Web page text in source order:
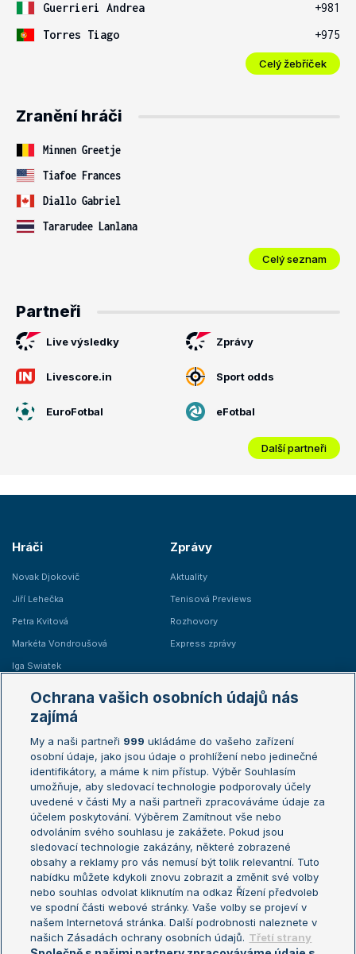
Guerrieri Andrea
+981
Torres Tiago
+975
Celý žebříček
Zranění hráči
Minnen Greetje
Tiafoe Frances
Diallo Gabriel
Tararudee Lanlana
Celý seznam
Partneři
Live výsledky Zprávy
Livescore.in Sport odds
EuroFotbal eFotbal
Další partneři
Hráči
Novak Djokovič
Jiří Lehečka
Petra Kvitová
Markéta Vondroušová
Iga Swiatek
Zprávy
Aktuality
Tenisová Previews
Rozhovory
Express zprávy
Žebříčky
Žebříček ATP (muži)
Žebříček WTA (ženy)
Sázkařský žebříček
Australian Open
French Open
Wimbledon
US Open
Turnaj mistrů
Turnaj mistryň
Aktualní trendy
Fotbalové přestupy
Livesport Daily
LS Prague Open
Ochrana vašich osobních údajů nás
zajímá
My a naši partneři 999 ukládáme do vašeho zařízení
osobní údaje, jako jsou údaje o prohlížení nebo jedinečné
identifikátory, a máme k nim přístup. Výběr Souhlasím
umožňuje, aby sledovací technologie podporovaly účely
uvedené v části My a naši partneři zpracováváme údaje za
účelem poskytování. Výběrem Zamítnout vše nebo
odvoláním svého souhlasu je zakážete. Pokud jsou
sledovací technologie zakázány, některé zobrazené
obsahy a reklamy pro vás nemusí být tolik relevantní. Tuto
nabídku můžete kdykoli znovu zobrazit a změnit své volby
nebo souhlas odvolat kliknutím na odkaz Řízení předvoleb
ve spodní části webové stránky. Vaše volby se projeví v
našem Internetová stránka. Další podrobnosti naleznete v
našich Zásadách ochrany osobních údajů. Třetí strany